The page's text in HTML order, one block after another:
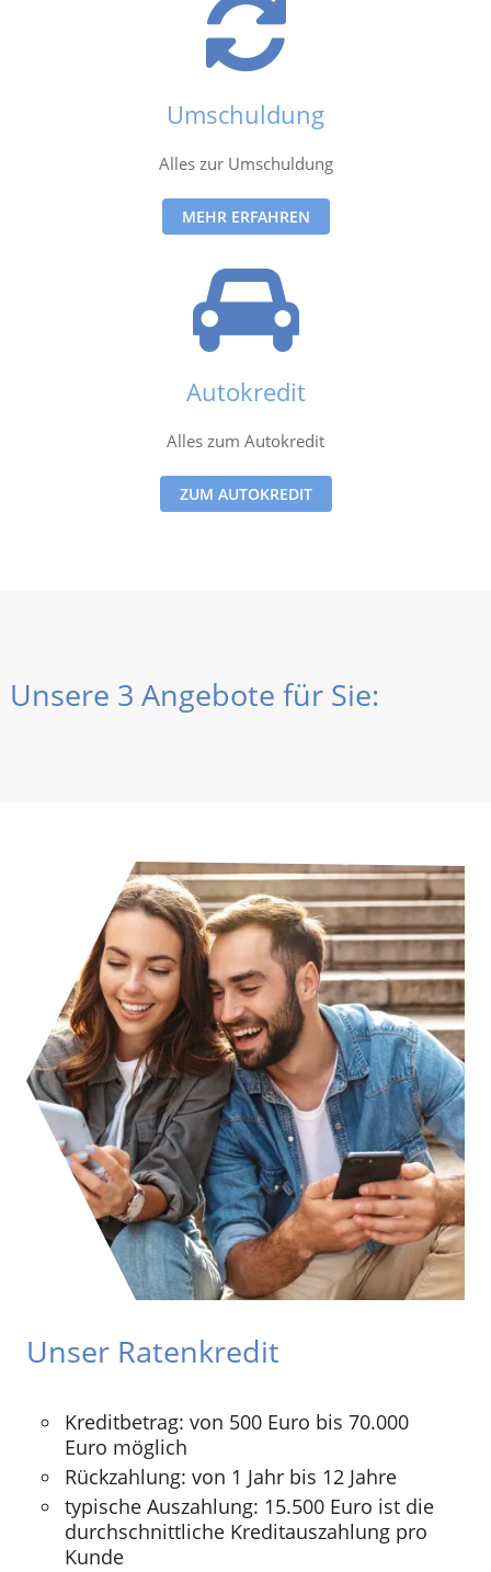
Umschuldung
Alles zur Umschuldung
MEHR ERFAHREN
Autokredit
Alles zum Autokredit
ZUM AUTOKREDIT
Unsere 3 Angebote für Sie:
Unser Ratenkredit
Kreditbetrag: von 500 Euro bis 70.000
Euro möglich
Rückzahlung: von 1 Jahr bis 12 Jahre
typische Auszahlung: 15.500 Euro ist die
durchschnittliche Kreditauszahlung pro
Kunde